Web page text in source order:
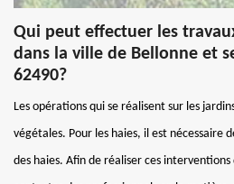
Qui peut effectuer les
dans la ville de Bellonne et
62490?
Les opérations qui se réalisent sur les
végétales. Pour les haies, il est nécessaire
des haies. Afin de réaliser ces